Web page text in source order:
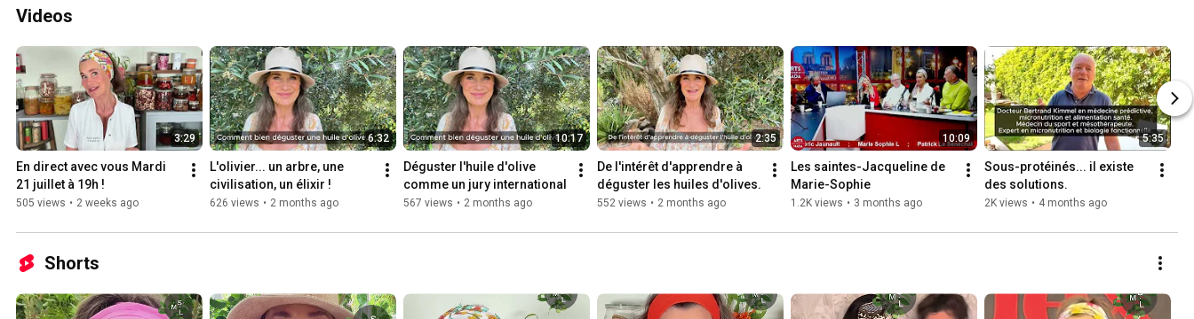
Videos
3:29
En direct avec vous Mardi
21 juillet à 19h !
505 views • 2 weeks ago
6:32
L'olivier... un arbre, une
civilisation, un élixir !
626 views • 2 months ago
10:17
Déguster l'huile d'olive
comme un jury international
567 views • 2 months ago
2:35
De l'intérêt d'apprendre à
déguster les huiles d'olives.
552 views • 2 months ago
10:09
Les saintes-Jacqueline de
Marie-Sophie
1.2K views • 3 months ago
5:35
Sous-protéinés... il existe
des solutions.
2K views • 4 months ago
Shorts